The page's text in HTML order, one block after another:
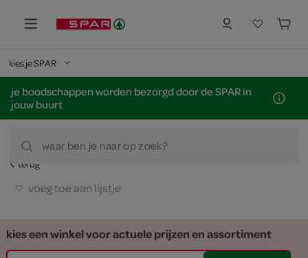
kies je SPAR
je boodschappen worden bezorgd door de SPAR in
jouw buurt
waar ben je naar op zoek?
terug
voeg toe aan lijstje
kies een winkel voor actuele prijzen en assortiment